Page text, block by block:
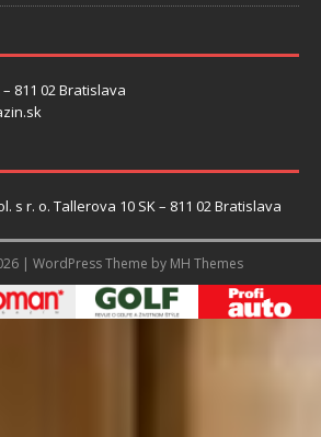
811 02 Bratislava
s r. o. Tallerova 10 SK – 811 02 Bratislava
| WordPress Theme by MH Themes